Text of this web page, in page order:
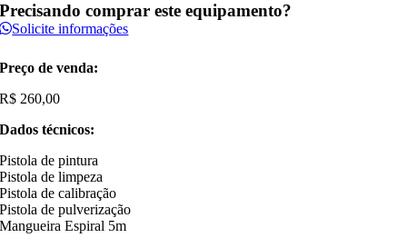
Precisando comprar este equipamento?
Solicite informações
Preço de venda:
R$ 260,00
Dados técnicos:
Pistola de pintura
Pistola de limpeza
Pistola de calibração
Pistola de pulverização
Mangueira Espiral 5m